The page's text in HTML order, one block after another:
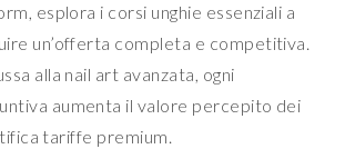
esplora i corsi unghie essenziali a
un’offerta completa e competitiva.
alla nail art avanzata, ogni
aumenta il valore percepito dei
tariffe premium.